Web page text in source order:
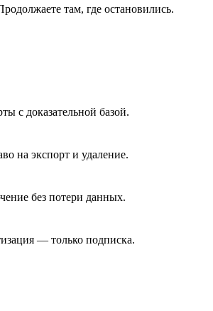
там, где остановились.
с доказательной базой.
на экспорт и удаление.
без потери данных.
— только подписка.